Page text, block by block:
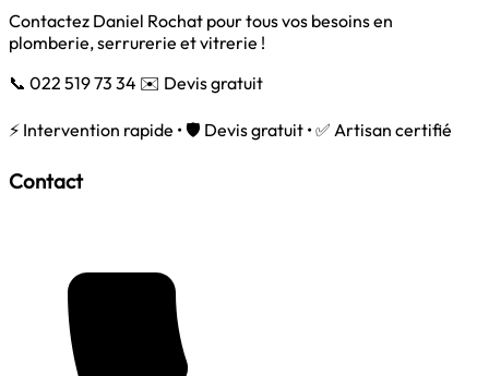
Contactez Daniel Rochat pour tous vos besoins en
plomberie, serrurerie et vitrerie !
📞 022 519 73 34 ✉️ Devis gratuit
⚡ Intervention rapide • 🛡️ Devis gratuit • ✅ Artisan certifié
Contact